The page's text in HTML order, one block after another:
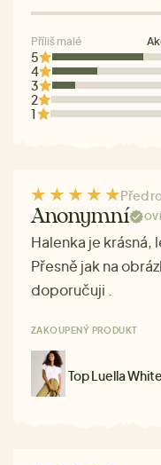
5
4
3
2
1
Příliš malé
Před
Anonymní
Halenka je krásná,
Přesně jak na
doporučuji .
ZAKOUPENÝ PRODUKT
Top Luella White